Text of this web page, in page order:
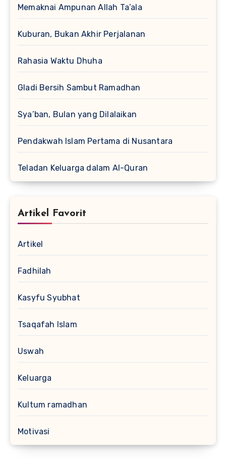
Memaknai Ampunan Allah Ta’ala
Kuburan, Bukan Akhir Perjalanan
Rahasia Waktu Dhuha
Gladi Bersih Sambut Ramadhan
Sya’ban, Bulan yang Dilalaikan
Pendakwah Islam Pertama di Nusantara
Teladan Keluarga dalam Al-Quran
Artikel Favorit
Artikel
Fadhilah
Kasyfu Syubhat
Tsaqafah Islam
Uswah
Keluarga
Kultum ramadhan
Motivasi